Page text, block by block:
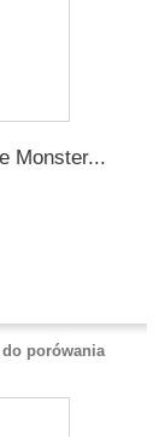
Monster...
do porówania